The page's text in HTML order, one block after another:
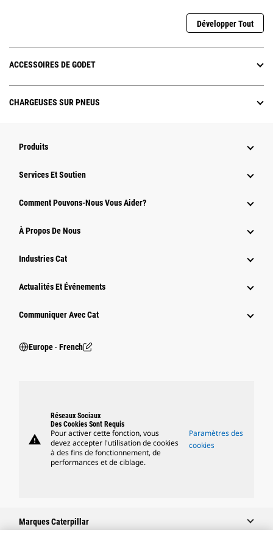
Développer Tout
ACCESSOIRES DE GODET
CHARGEUSES SUR PNEUS
Produits
Services Et Soutien
Comment Pouvons-Nous Vous Aider?
À Propos De Nous
Industries Cat
Actualités Et Événements
Communiquer Avec Cat
Europe ‧ French
warning
Réseaux Sociaux
Des Cookies Sont Requis
Pour activer cette fonction, vous
devez accepter l'utilisation de cookies
à des fins de fonctionnement, de
performances et de ciblage.
Paramètres des
cookies
Marques Caterpillar